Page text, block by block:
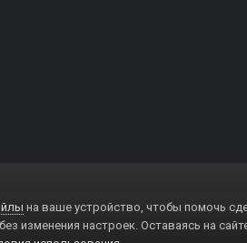
на ваше устройство, чтобы помочь
изменения настроек. Оставаясь на